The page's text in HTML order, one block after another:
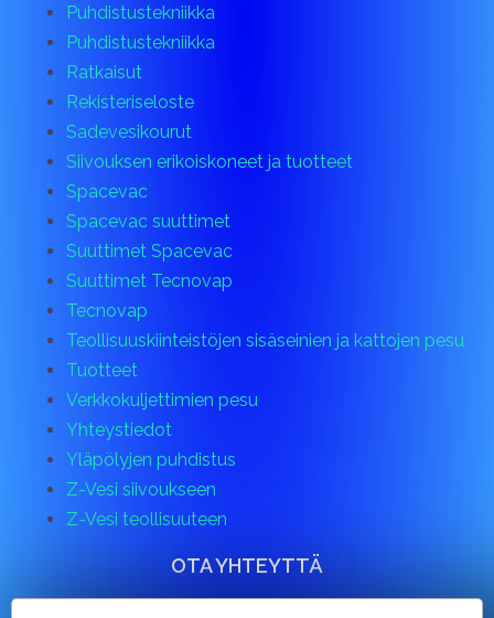
Puhdistustekniikka
Puhdistustekniikka
Ratkaisut
Rekisteriseloste
Sadevesikourut
Siivouksen erikoiskoneet ja tuotteet
Spacevac
Spacevac suuttimet
Suuttimet Spacevac
Suuttimet Tecnovap
Tecnovap
Teollisuuskiinteistöjen sisäseinien ja kattojen pesu
Tuotteet
Verkkokuljettimien pesu
Yhteystiedot
Yläpölyjen puhdistus
Z-Vesi siivoukseen
Z-Vesi teollisuuteen
OTA YHTEYTTÄ